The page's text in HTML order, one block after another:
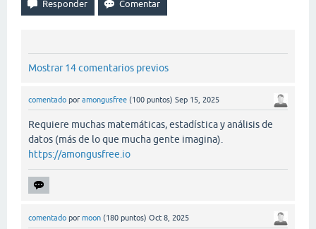
Mostrar 14 comentarios previos
comentado por amongusfree (100 puntos) Sep 15, 2025
Requiere muchas matemáticas, estadística y análisis de
datos (más de lo que mucha gente imagina).
https://amongusfree.io
comentado por moon (180 puntos) Oct 8, 2025